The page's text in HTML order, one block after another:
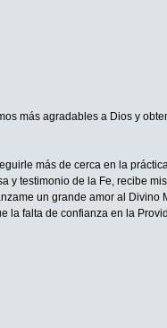
más agradables a Dios y
más de cerca en la
testimonio de la Fe, recibe
un grande amor al
falta de confianza en la